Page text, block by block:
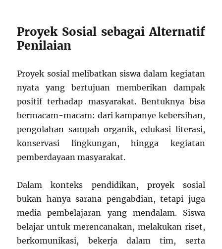
Proyek Sosial sebagai Alternatif
Penilaian
Proyek sosial melibatkan siswa dalam kegiatan
nyata yang bertujuan memberikan dampak
positif terhadap masyarakat. Bentuknya bisa
bermacam-macam: dari kampanye kebersihan,
pengolahan sampah organik, edukasi literasi,
konservasi lingkungan, hingga kegiatan
pemberdayaan masyarakat.
Dalam konteks pendidikan, proyek sosial
bukan hanya sarana pengabdian, tetapi juga
media pembelajaran yang mendalam. Siswa
belajar untuk merencanakan, melakukan riset,
berkomunikasi, bekerja dalam tim, serta